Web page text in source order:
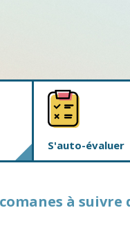
S'auto-évaluer
à